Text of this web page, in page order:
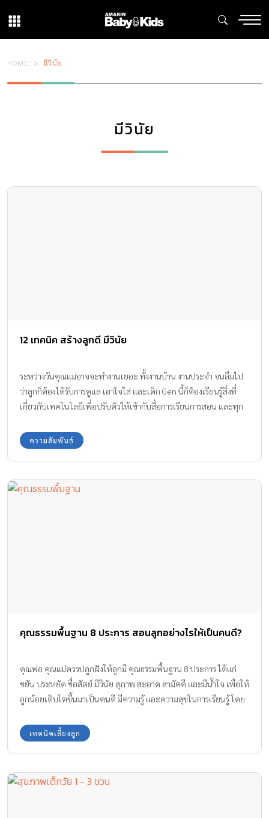
HOME มีวินัย
มีวินัย
12 เทคนิค สร้างลูกดี มีวินัย
ระหว่างวันคุณแม่อาจจะทำงานเยอะ ทั้งงานบ้าน งานประจำ จนลืมไป
ว่าลูกก็ต้องได้รับการดูแล เอาใจใส่ และเด็ก Gen นี้ก็ต้องเรียนรู้สิ่งที่
เกี่ยวกับเทคโนโลยีเพื่อปรับตัวให้เข้ากับสื่อการเรียนการสอน และทุก
ยุคนี้กันบ้าง
ความสัมพันธ์
คุณธรรมพื้นฐาน 8 ประการ สอนลูกอย่างไรให้เป็นคนดี?
คุณพ่อ คุณแม่ควรปลูกฝังให้ลูกมี คุณธรรมพื้นฐาน 8 ประการ ได้แก่
ขยัน ประหยัด ซื่อสัตย์ มีวินัย สุภาพ สะอาด สามัคคี และมีน้ำใจ เพื่อให้
ลูกน้อยเติบโตขึ้นมาเป็นคนดี มีความรู้ และความสุขในการเรียนรู้ โดย
เทคนิคเลี้ยงลูก